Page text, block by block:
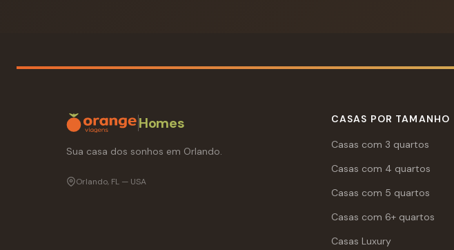
Homes
Sua casa dos sonhos em Orlando.
Orlando, FL — USA
CASAS POR TAMANHO
Casas com 3 quartos
Casas com 4 quartos
Casas com 5 quartos
Casas com 6+ quartos
Casas Luxury